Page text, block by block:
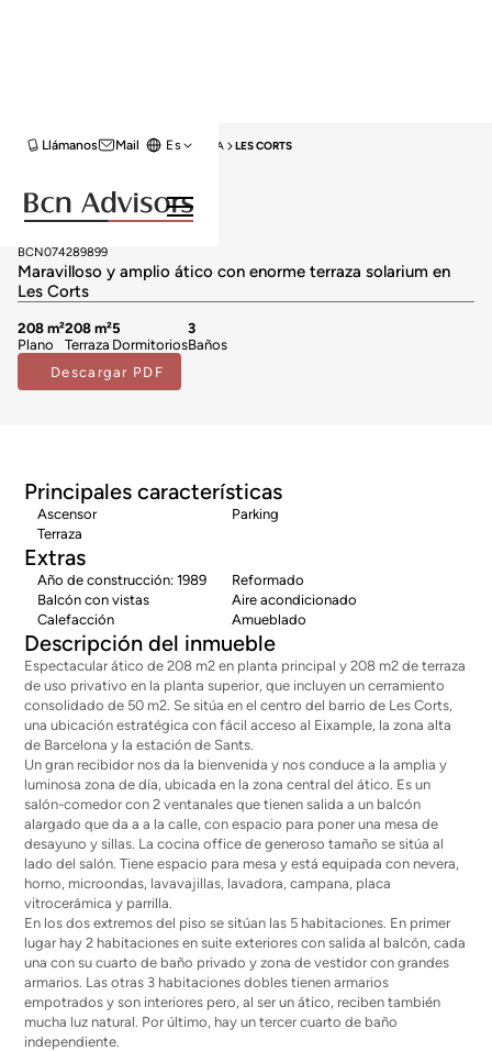
Mail
Llámanos Es
HOME VENTA ÁTICOS BARCELONA LES CORTS
Vendido
Descargar PDF
Áticos en venta en Les Corts
BCN074289899
Maravilloso y amplio ático con enorme terraza solarium en
Les Corts
208 m²
Plano
208 m²
Terraza
5
Dormitorios
3
Baños
Principales características
Ascensor
Parking
Terraza
Extras
Año de construcción: 1989
Reformado
Balcón con vistas
Aire acondicionado
Calefacción
Amueblado
Descripción del inmueble
Espectacular ático de 208 m2 en planta principal y 208 m2 de terraza
de uso privativo en la planta superior, que incluyen un cerramiento
consolidado de 50 m2. Se sitúa en el centro del barrio de Les Corts,
una ubicación estratégica con fácil acceso al Eixample, la zona alta
de Barcelona y la estación de Sants.
Un gran recibidor nos da la bienvenida y nos conduce a la amplia y
luminosa zona de día, ubicada en la zona central del ático. Es un
salón-comedor con 2 ventanales que tienen salida a un balcón
alargado que da a a la calle, con espacio para poner una mesa de
desayuno y sillas. La cocina office de generoso tamaño se sitúa al
lado del salón. Tiene espacio para mesa y está equipada con nevera,
horno, microondas, lavavajillas, lavadora, campana, placa
vitrocerámica y parrilla.
En los dos extremos del piso se sitúan las 5 habitaciones. En primer
lugar hay 2 habitaciones en suite exteriores con salida al balcón, cada
una con su cuarto de baño privado y zona de vestidor con grandes
armarios. Las otras 3 habitaciones dobles tienen armarios
empotrados y son interiores pero, al ser un ático, reciben también
mucha luz natural. Por último, hay un tercer cuarto de baño
independiente.